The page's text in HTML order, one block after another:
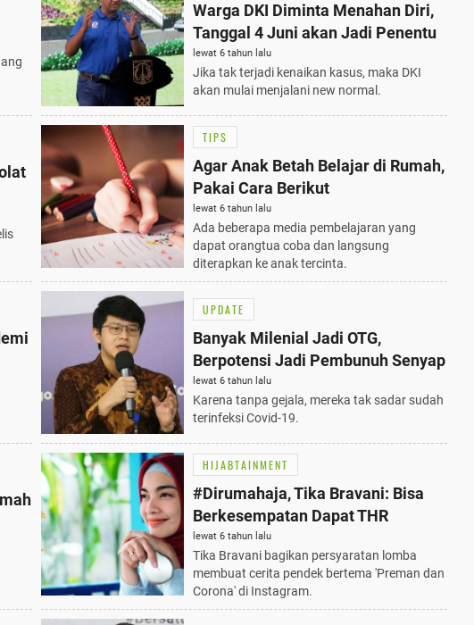
Warga DKI Diminta Menahan Diri,
Tanggal 4 Juni akan Jadi Penentu
lewat 6 tahun lalu
Jika tak terjadi kenaikan kasus, maka DKI
akan mulai menjalani new normal.
TIPS
Agar Anak Betah Belajar di Rumah,
Pakai Cara Berikut
lewat 6 tahun lalu
Ada beberapa media pembelajaran yang
dapat orangtua coba dan langsung
diterapkan ke anak tercinta.
UPDATE
Banyak Milenial Jadi OTG,
Berpotensi Jadi Pembunuh Senyap
lewat 6 tahun lalu
Karena tanpa gejala, mereka tak sadar sudah
terinfeksi Covid-19.
HIJABTAINMENT
#Dirumahaja, Tika Bravani: Bisa
Berkesempatan Dapat THR
lewat 6 tahun lalu
Tika Bravani bagikan persyaratan lomba
membuat cerita pendek bertema 'Preman dan
Corona' di Instagram.